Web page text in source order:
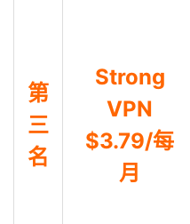
第
三
名
Strong
VPN
$3.79/每
月